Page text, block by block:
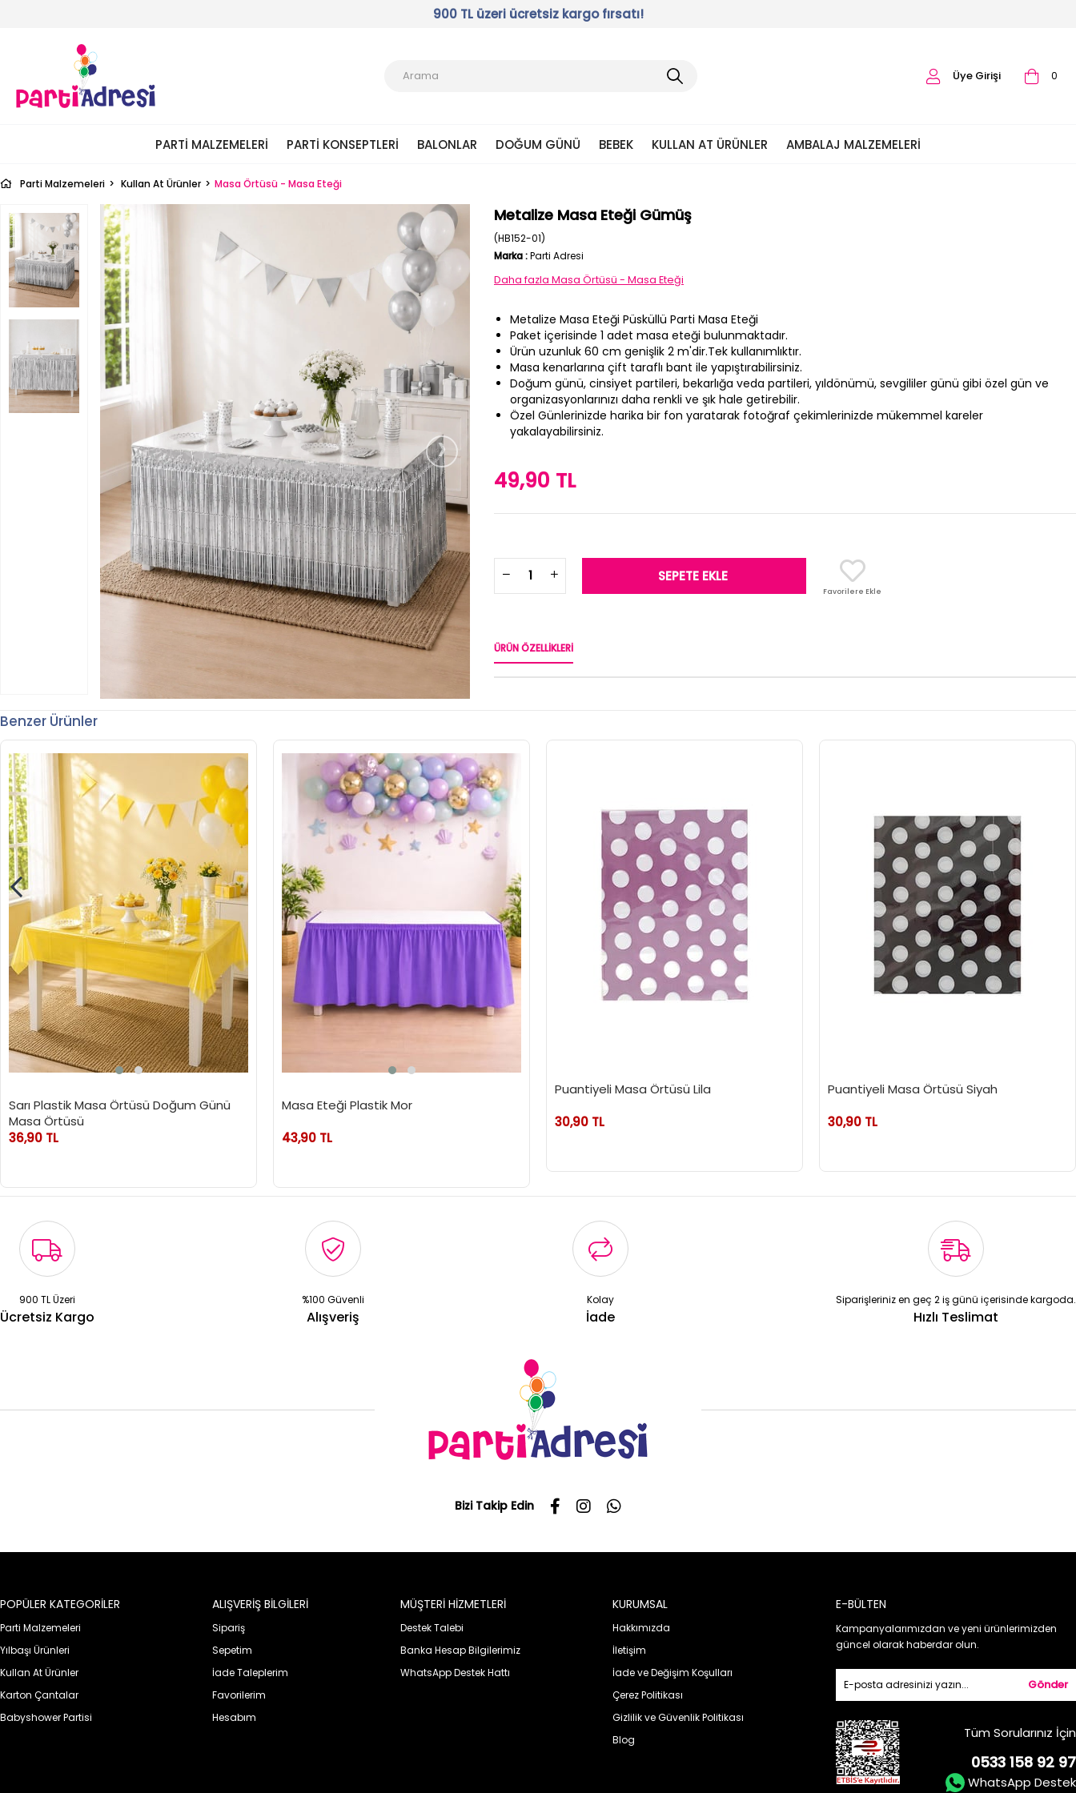
900 TL üzeri ücretsiz kargo fırsatı!
0
Üye Girişi
PARTI MALZEMELERI PARTI KONSEPTLERI BALONLAR DOĞUM GÜNÜ BEBEK KULLAN AT ÜRÜNLER AMBALAJ MALZEMELERI
Parti Malzemeleri Kullan At Ürünler Masa Örtüsü - Masa Eteği
›
Metalize Masa Eteği Gümüş
(HB152-01)
Marka:Parti Adresi
Daha fazla Masa Örtüsü - Masa Eteği
Metalize Masa Eteği Püsküllü Parti Masa Eteği
Paket içerisinde 1 adet masa eteği bulunmaktadır.
Ürün uzunluk 60 cm genişlik 2 m'dir.Tek kullanımlıktır.
Masa kenarlarına çift taraflı bant ile yapıştırabilirsiniz.
Doğum günü, cinsiyet partileri, bekarlığa veda partileri, yıldönümü, sevgililer günü gibi özel gün ve
organizasyonlarınızı daha renkli ve şık hale getirebilir.
Özel Günlerinizde harika bir fon yaratarak fotoğraf çekimlerinizde mükemmel kareler
yakalayabilirsiniz.
49,90 TL
Favorilere Ekle
ÜRÜN ÖZELLIKLERI
Benzer Ürünler
Sarı Plastik Masa Örtüsü Doğum Günü
Masa Örtüsü
36,90 TL
Masa Eteği Plastik Mor
43,90 TL
Puantiyeli Masa Örtüsü Lila
30,90 TL
Puantiyeli Masa Örtüsü Siyah
30,90 TL
900 TL Üzeri
Ücretsiz Kargo
%100 Güvenli
Alışveriş
Kolay
İade
Siparişleriniz en geç 2 iş günü içerisinde kargoda.
Hızlı Teslimat
Bizi Takip Edin
POPÜLER KATEGORİLER
Parti Malzemeleri
Yılbaşı Ürünleri
Kullan At Ürünler
Karton Çantalar
Babyshower Partisi
ALIŞVERİŞ BİLGİLERİ
Sipariş
Sepetim
İade Taleplerim
Favorilerim
Hesabım
MÜŞTERİ HİZMETLERİ
Destek Talebi
Banka Hesap Bilgilerimiz
WhatsApp Destek Hattı
KURUMSAL
Hakkımızda
İletişim
İade ve Değişim Koşulları
Çerez Politikası
Gizlilik ve Güvenlik Politikası
Blog
E-BÜLTEN
Kampanyalarımızdan ve yeni ürünlerimizden
güncel olarak haberdar olun.
Gönder
Tüm Sorularınız İçin
0533 158 92 97
WhatsApp Destek